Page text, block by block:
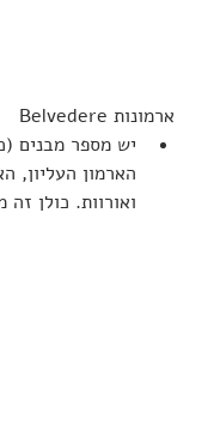
ארמונות Belvedere
יש מספר מבנים
הארמון העליון,
ואורוות. כולן זה